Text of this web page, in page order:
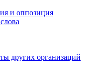
и оппозиция
других организаций